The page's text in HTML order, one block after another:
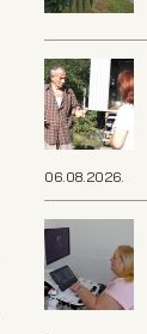
06.08.2026.